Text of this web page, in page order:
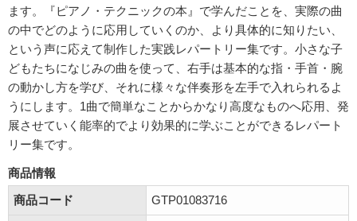
ます。『ピアノ・テクニックの本』で学んだことを、実際の曲
の中でどのように応用していくのか、より具体的に知りたい、
という声に応えて制作した実践レパートリー集です。小さな子
どもたちになじみの曲を使って、右手は基本的な指・手首・腕
の動かし方を学び、それに様々な伴奏形を左手で入れられるよ
うにします。1曲で簡単なことからかなり高度なものへ応用、発
展させていく能率的でより効果的に学ぶことができるレパート
リー集です。
商品情報
商品コード
GTP01083716